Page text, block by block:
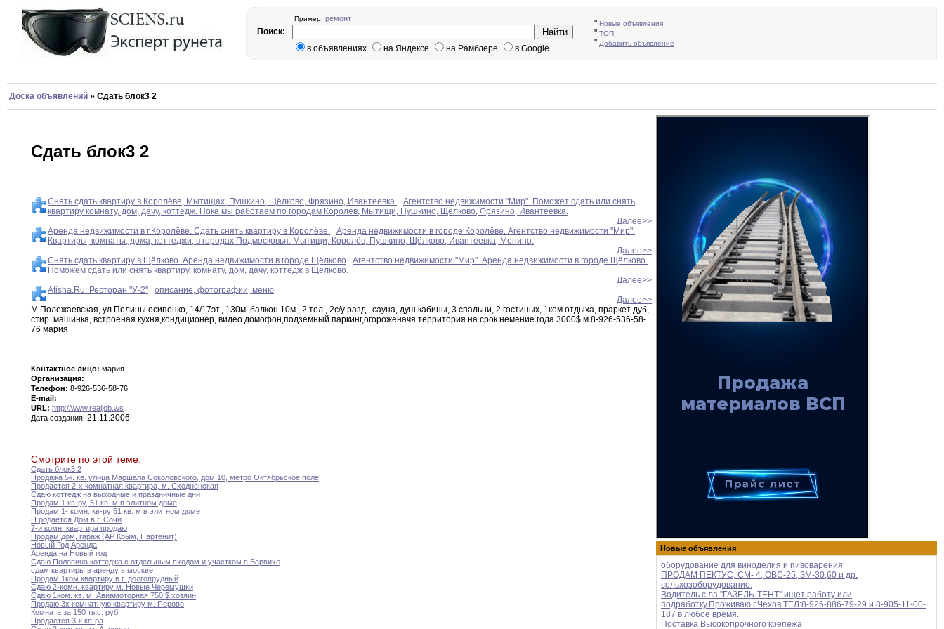
Пример: ремонт " Новые объявления
" ТОП
" Добавить объявление
Поиск:
в объявлениях
на Яндексе на Рамблере в Google
Доска объявлений » Сдать блок3 2
Новые объявления
оборудование для виноделия и пивоварения
ПРОДАМ ПЕКТУС, СМ- 4, ОВС-25, ЗМ-30,60 и др.
сельхозоборудование.
Водитель с ла "ГАЗЕЛЬ-ТЕНТ" ищет работу или
подработку.Проживаю г.Чехов.ТЕЛ:8-926-886-79-29 и 8-905-11-00-
187 в любое время.
Поставка Высокопрочного крепежа
Сдать блок3 2
Снять сдать квартиру в Королёве, Мытищах, Пушкино, Щёлково, Фрязино, Ивантеевка.
Агентство недвижимости "Мир". Поможет сдать или снять
квартиру комнату, дом, дачу, коттедж. Пока мы работаем по городам Королёв, Мытищи, Пушкино, Щёлково, Фрязино, Ивантеевка.
Далее>>
Аренда недвижимости в г.Королёве. Сдать снять квартиру в Королёве.
Аренда недвижимости в городе Королёве. Агентство недвижимости "Мир".
Квартиры, комнаты, дома, коттеджи, в городах Подмосковья: Мытищи, Королёв, Пушкино, Щёлково, Ивантеевка, Монино.
Далее>>
Снять сдать квартиру в Щёлково. Аренда недвижимости в городе Щёлково
Агентство недвижимости "Мир". Аренда недвижимости в городе Щёлково.
Поможем сдать или снять квартиру, комнату, дом, дачу, коттедж в Щёлково.
Далее>>
Afisha.Ru: Ресторан "У-2"
описание, фотографии, меню
Далее>>
М.Полежаевская, ул.Полины осипенко, 14/17эт., 130м.,балкон 10м., 2 тел., 2с/у разд., сауна, душ.кабины, 3 спальни, 2 гостиных, 1ком.отдыха, праркет дуб,
стир. машинка, встроеная кухня,кондиционер, видео домофон,подземный паркинг,огороженачя территория на срок немение года 3000$ м.8-926-536-58-
76 мария
Контактное лицо: мария
Организация:
Телефон: 8-926-536-58-76
E-mail:
URL: http://www.realjob.ws
Дата создания: 21.11.2006
Смотрите по этой теме:
Сдать блок3 2
Продажа 5к. кв. улица Маршала Соколовского, дом 10, метро Октябрьское поле
Продается 2-х комнатная квартира, м. Сходненская
Сдаю коттедж на выходные и праздничные дни
Продам 1 кв-ру, 51 кв. м в элитном доме
Продам 1- комн. кв-ру 51 кв. м в элитном доме
П родается Дом в г. Сочи
7-и комн. квартира продаю
Продам дом, гараж (АР Крым, Партенит)
Новый Год Аренда
Аренда на Новый год
Сдаю Половина коттеджа с отдельным входом и участком в Барвихе
сдам квартиры в аренду в москве
Продам 1ком квартиру в г. долгопрудный
Сдаю 2-комн. квартиру м. Новые Черемушки
Сдаю 1ком. кв. м. Авиамоторная 750 $ хозяин
Продаю 3х комнатную квартиру м. Перово
Комната за 150 тыс. руб
Продается 3-к кв-ра